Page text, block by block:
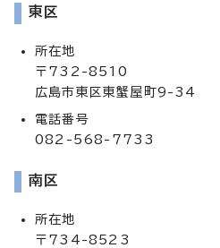
東区
所在地
〒732-8510
広島市東区東蟹屋町9-34
電話番号
082-568-7733
南区
所在地
〒734-8523